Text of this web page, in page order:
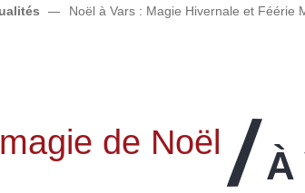
Noël à Vars : Magie Hivernale et Féérie
de Noël
À